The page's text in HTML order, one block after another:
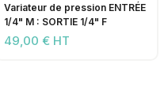
Variateur de pression ENTRÉE
1/4" M : SORTIE 1/4" F
49,00 € HT